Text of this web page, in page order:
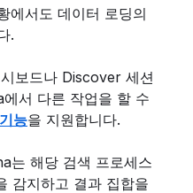
에서도 데이터 로딩의
.
보드나 Discover 세션
서 다른 작업을 할 수
능을 지원합니다.
는 해당 검색 프로세스
감지하고 결과 집합을